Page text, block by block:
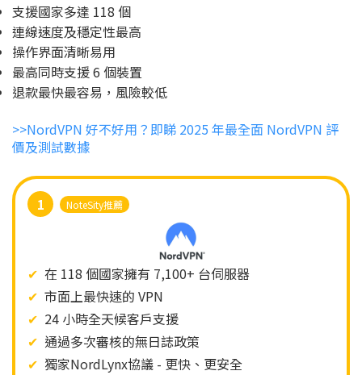
支援國家多達 118 個
連線速度及穩定性最高
操作界面清晰易用
最高同時支援 6 個裝置
退款最快最容易，風險較低
>>NordVPN 好不好用？即睇 2025 年最全面 NordVPN 評
價及測試數據
1 NoteSity推薦
✔ 在 118 個國家擁有 7,100+ 台伺服器
✔ 市面上最快速的 VPN
✔ 24 小時全天候客戶支援
✔ 通過多次審核的無日誌政策
✔ 獨家NordLynx協議 - 更快、更安全​​